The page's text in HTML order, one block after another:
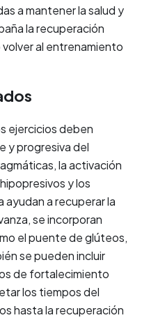
a mantener la salud y
la recuperación
al entrenamiento
ejercicios deben
y progresiva del
la activación
y los
ayudan a recuperar la
se incorporan
el puente de glúteos,
se pueden incluir
de fortalecimiento
los tiempos del
hasta la recuperación